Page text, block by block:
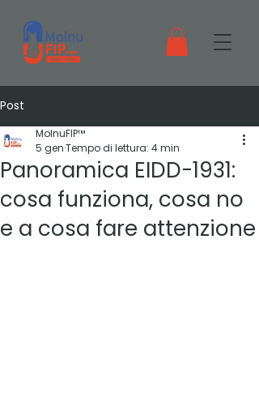
Post
Panoramica EIDD-1931:
cosa funziona, cosa no
e a cosa fare attenzione
MolnuFIP™
5 genTempo di lettura: 4 min